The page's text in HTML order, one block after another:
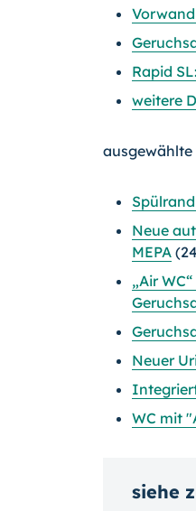
Rapid
weitere
ausgewählte
Neue
MEPA
„Air
Neuer
WC mit
siehe